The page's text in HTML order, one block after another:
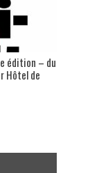
édition – du
Hôtel de